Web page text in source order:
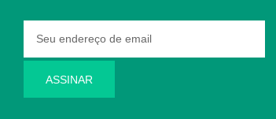
ASSINAR